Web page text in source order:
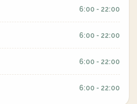
6:00 - 22:00
6:00 - 22:00
6:00 - 22:00
6:00 - 22:00